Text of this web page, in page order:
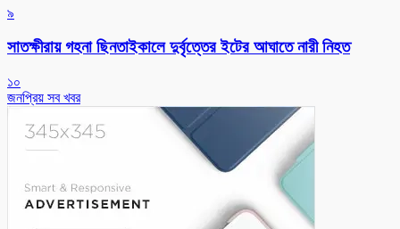
৯
সাতক্ষীরায় গহনা ছিনতাইকালে দুর্বৃত্তের ইটের আঘাতে নারী নিহত
১০
জনপ্রিয় সব খবর